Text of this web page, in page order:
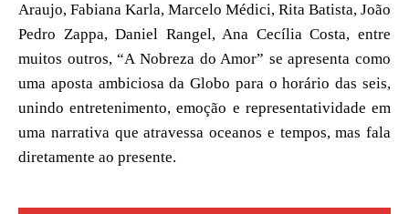
Araujo, Fabiana Karla, Marcelo Médici, Rita Batista, João
Pedro Zappa, Daniel Rangel, Ana Cecília Costa, entre
muitos outros, “A Nobreza do Amor” se apresenta como
uma aposta ambiciosa da Globo para o horário das seis,
unindo entretenimento, emoção e representatividade em
uma narrativa que atravessa oceanos e tempos, mas fala
diretamente ao presente.